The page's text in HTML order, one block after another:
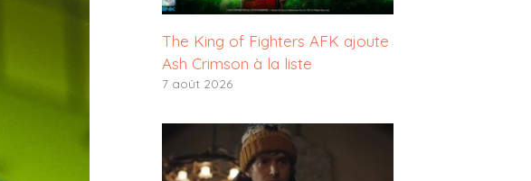
The King of Fighters AFK ajoute
Ash Crimson à la liste
7 août 2026